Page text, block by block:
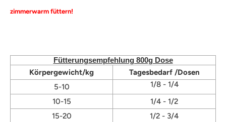
zimmerwarm füttern!
Fütterungsempfehlung 800g Dose
Körpergewicht/kg
Tagesbedarf /Dosen
5-10
1/8 - 1/4
10-15
1/4 - 1/2
15-20
1/2 - 3/4